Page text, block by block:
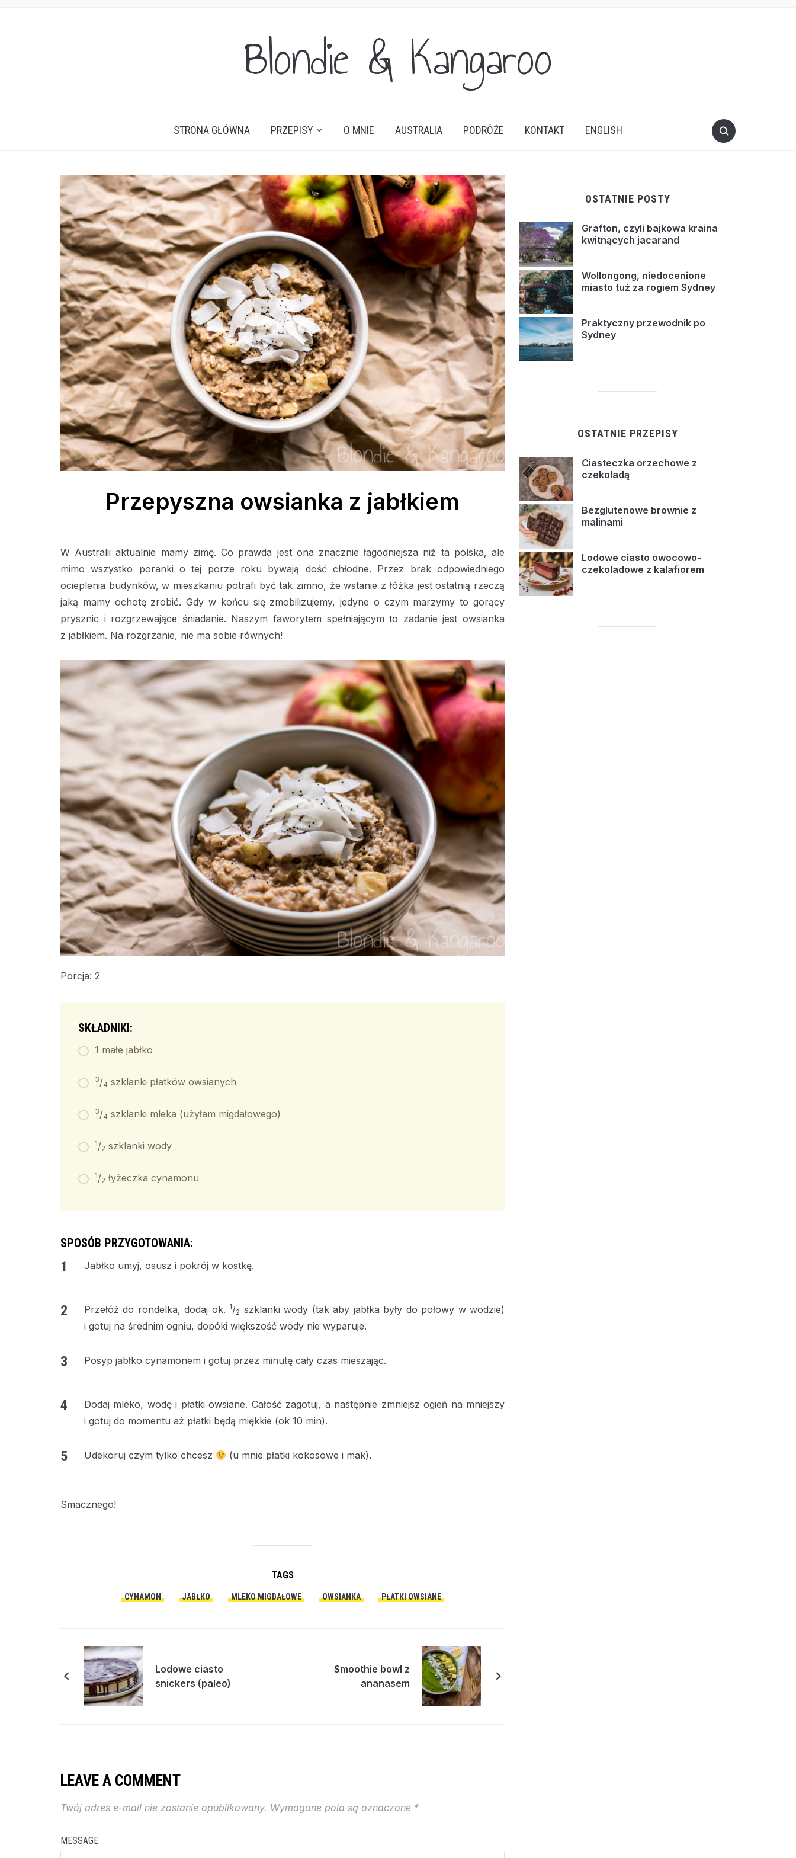
Blondie & Kangaroo
STRONA GŁÓWNA PRZEPISY O MNIE AUSTRALIA PODRÓŻE KONTAKT ENGLISH
Przepyszna owsianka z jabłkiem
W Australii aktualnie mamy zimę. Co prawda jest ona znacznie łagodniejsza niż ta polska, ale
mimo wszystko poranki o tej porze roku bywają dość chłodne. Przez brak odpowiedniego
ocieplenia budynków, w mieszkaniu potrafi być tak zimno, że wstanie z łóżka jest ostatnią rzeczą
jaką mamy ochotę zrobić. Gdy w końcu się zmobilizujemy, jedyne o czym marzymy to gorący
prysznic i rozgrzewające śniadanie. Naszym faworytem spełniającym to zadanie jest owsianka
z jabłkiem. Na rozgrzanie, nie ma sobie równych!
Porcja: 2
SKŁADNIKI:
1 małe jabłko
3/4 szklanki płatków owsianych
3/4 szklanki mleka (użyłam migdałowego)
1/2 szklanki wody
1/2 łyżeczka cynamonu
SPOSÓB PRZYGOTOWANIA:
Jabłko umyj, osusz i pokrój w kostkę.
Przełóż do rondelka, dodaj ok. 1/2 szklanki wody (tak aby jabłka były do połowy w wodzie)
i gotuj na średnim ogniu, dopóki większość wody nie wyparuje.
Posyp jabłko cynamonem i gotuj przez minutę cały czas mieszając.
Dodaj mleko, wodę i płatki owsiane. Całość zagotuj, a następnie zmniejsz ogień na mniejszy
i gotuj do momentu aż płatki będą miękkie (ok 10 min).
Udekoruj czym tylko chcesz (u mnie płatki kokosowe i mak).
Smacznego!
TAGS
CYNAMON JABŁKO MLEKO MIGDAŁOWE OWSIANKA PŁATKI OWSIANE
Lodowe ciasto
snickers (paleo)
Smoothie bowl z
ananasem
LEAVE A COMMENT
Twój adres e-mail nie zostanie opublikowany. Wymagane pola są oznaczone *
MESSAGE
OSTATNIE POSTY
Grafton, czyli bajkowa kraina
kwitnących jacarand
Wollongong, niedocenione
miasto tuż za rogiem Sydney
Praktyczny przewodnik po
Sydney
OSTATNIE PRZEPISY
Ciasteczka orzechowe z
czekoladą
Bezglutenowe brownie z
malinami
Lodowe ciasto owocowo-
czekoladowe z kalafiorem